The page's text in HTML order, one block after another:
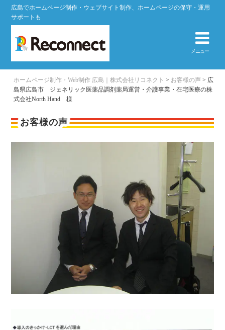
広島でホームページ制作・ウェブサイト制作、ホームページの保守・運用
サポートも
メニュー
ホームページ制作・Web制作 広島｜株式会社リコネクト > お客様の声 > 広
島県広島市 ジェネリック医薬品調剤薬局運営・介護事業・在宅医療の株
式会社North Hand 様
お客様の声